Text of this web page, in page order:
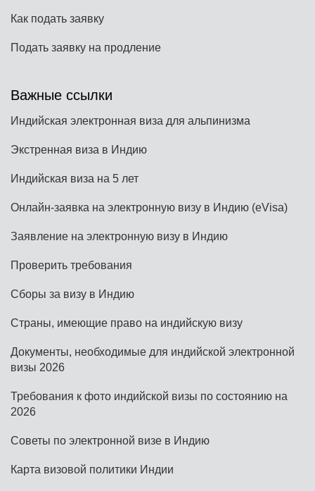
Как подать заявку
Подать заявку на продление
Важные ссылки
Индийская электронная виза для альпинизма
Экстренная виза в Индию
Индийская виза на 5 лет
Онлайн-заявка на электронную визу в Индию (eVisa)
Заявление на электронную визу в Индию
Проверить требования
Сборы за визу в Индию
Страны, имеющие право на индийскую визу
Документы, необходимые для индийской электронной
визы 2026
Требования к фото индийской визы по состоянию на
2026
Советы по электронной визе в Индию
Карта визовой политики Индии